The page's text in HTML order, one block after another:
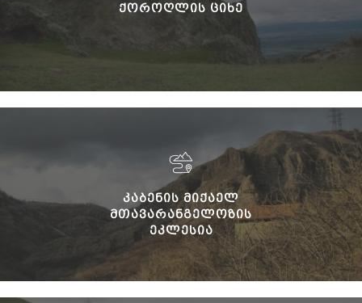
ᲥᲝᲠᲝᲦᲚᲘᲡ ᲪᲘᲮᲔ
ᲙᲐᲑᲔᲜᲘᲡ ᲛᲘᲥᲐᲔᲚ
ᲛᲗᲐᲕᲐᲠᲐᲜᲒᲔᲚᲝᲖᲘᲡ
ᲔᲙᲚᲔᲡᲘᲐ